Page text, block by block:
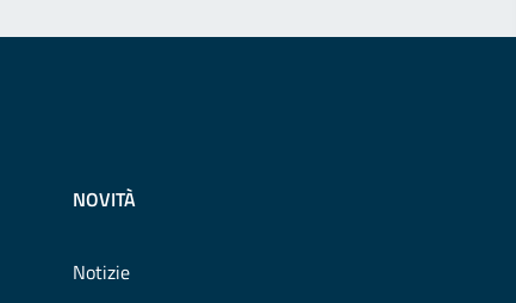
NOVITÀ
Notizie